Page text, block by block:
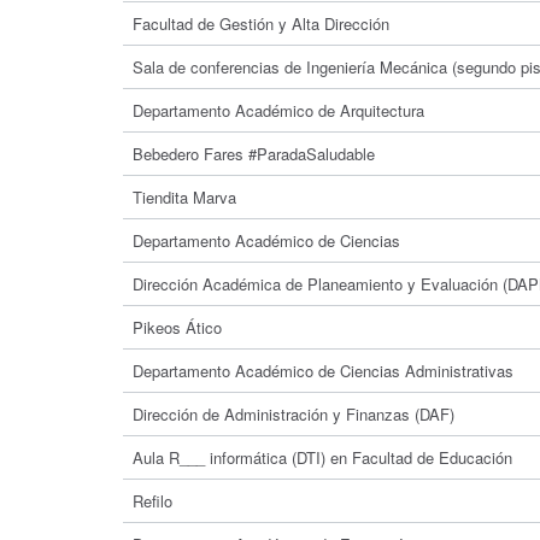
Facultad de Gestión y Alta Dirección
Sala de conferencias de Ingeniería Mecánica (segundo
Departamento Académico de Arquitectura
Bebedero Fares #ParadaSaludable
Tiendita Marva
Departamento Académico de Ciencias
Dirección Académica de Planeamiento y Evaluación
Pikeos Ático
Departamento Académico de Ciencias Administrativas
Dirección de Administración y Finanzas (DAF)
Aula R___ informática (DTI) en Facultad de Educación
Refilo